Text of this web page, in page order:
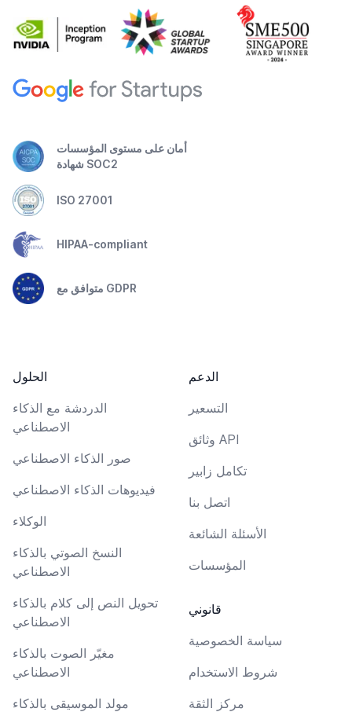
أمان على مستوى المؤسسات
شهادة SOC2
ISO 27001
HIPAA-compliant
متوافق مع GDPR
الحلول
الدردشة مع الذكاء
الاصطناعي
صور الذكاء الاصطناعي
فيديوهات الذكاء الاصطناعي
الوكلاء
النسخ الصوتي بالذكاء
الاصطناعي
تحويل النص إلى كلام بالذكاء
الاصطناعي
مغيّر الصوت بالذكاء
الاصطناعي
مولد الموسيقى بالذكاء
الدعم
التسعير
وثائق API
تكامل زابير
اتصل بنا
الأسئلة الشائعة
المؤسسات
قانوني
سياسة الخصوصية
شروط الاستخدام
مركز الثقة